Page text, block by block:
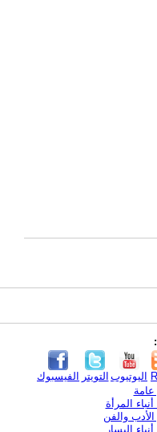
الفيسبوك التويتر اليوتيوب
عامة
المرأة
الأدب والفن
اليسار